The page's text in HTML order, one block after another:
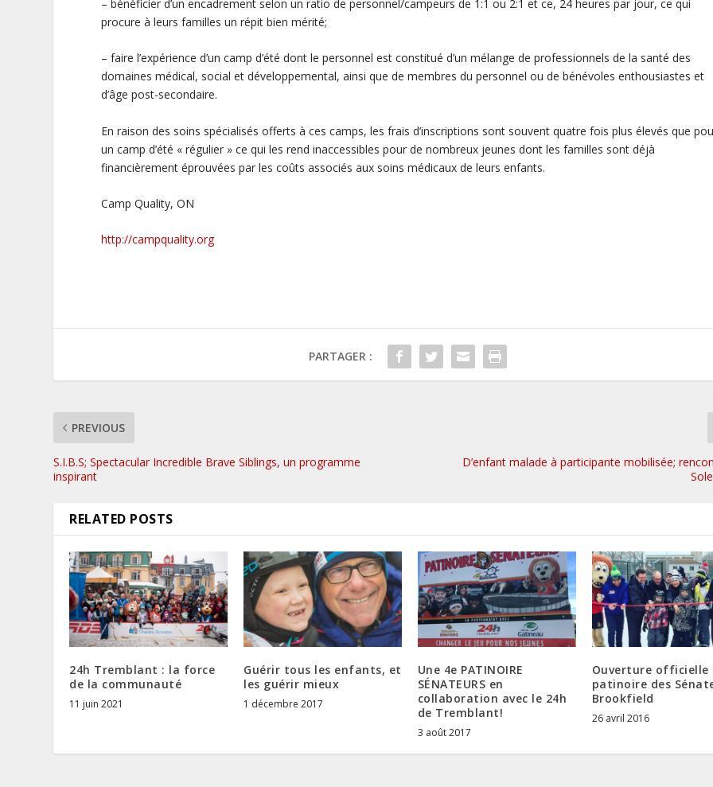
– bénéficier d’un encadrement selon un ratio de personnel/campeurs de 1:1 ou 2:1 et ce, 24 heures par jour, ce qui
procure à leurs familles un répit bien mérité;
– faire l’expérience d’un camp d’été dont le personnel est constitué d’un mélange de professionnels de la santé des
domaines médical, social et développemental, ainsi que de membres du personnel ou de bénévoles enthousiastes et
d’âge post-secondaire.
En raison des soins spécialisés offerts à ces camps, les frais d’inscriptions sont souvent quatre fois plus élevés que
un camp d’été « régulier » ce qui les rend inaccessibles pour de nombreux jeunes dont les familles sont déjà
financièrement éprouvées par les coûts associés aux soins médicaux de leurs enfants.
Camp Quality, ON
http://campquality.org
PARTAGER :
PREVIOUS
S.I.B.S; Spectacular Incredible Brave Siblings, un programme
inspirant
D’enfant malade à participante mobilisée;
RELATED POSTS
24h Tremblant : la force
de la communauté
11 juin 2021
Guérir tous les enfants, et
les guérir mieux
1 décembre 2017
Une 4e PATINOIRE
SÉNATEURS en
collaboration avec le 24h
de Tremblant!
3 août 2017
Ouverture officielle
patinoire des
Brookfield
26 avril 2016